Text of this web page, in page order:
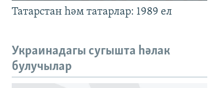
720p
Татарстан һәм татарлар: 1989 ел
Украинадагы сугышта һәлак
булучылар